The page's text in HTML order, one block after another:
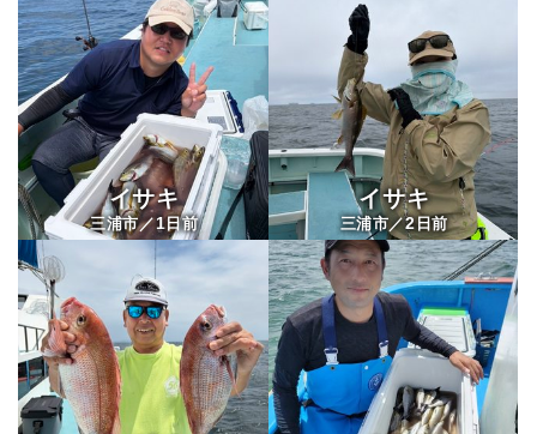
イサキ
三浦市／ 1日前
イサキ
三浦市／2日前